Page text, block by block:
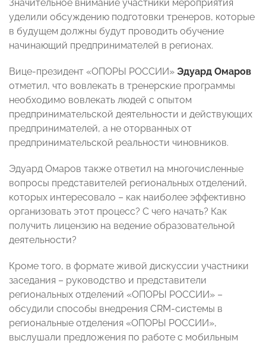
Значительное внимание участники мероприятия
уделили обсуждению подготовки тренеров, которые
в будущем должны будут проводить обучение
начинающий предпринимателей в регионах.
Вице-президент «ОПОРЫ РОССИИ» Эдуард Омаров
отметил, что вовлекать в тренерские программы
необходимо вовлекать людей с опытом
предпринимательской деятельности и действующих
предпринимателей, а не оторванных от
предпринимательской реальности чиновников.
Эдуард Омаров также ответил на многочисленные
вопросы представителей региональных отделений,
которых интересовало – как наиболее эффективно
организовать этот процесс? С чего начать? Как
получить лицензию на ведение образовательной
деятельности?
Кроме того, в формате живой дискуссии участники
заседания – руководство и представители
региональных отделений «ОПОРЫ РОССИИ» –
обсудили способы внедрения CRM-системы в
региональные отделения «ОПОРЫ РОССИИ»,
выслушали предложения по работе с мобильным